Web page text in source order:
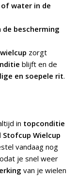
water in de
bescherming
zorgt
blijft en de
en soepele rit.
in topconditie
Wielcup
vandaag nog
je snel weer
van je wielen